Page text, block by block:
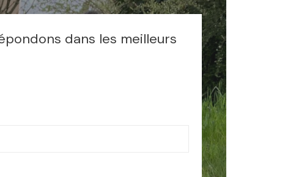
dans les meilleurs